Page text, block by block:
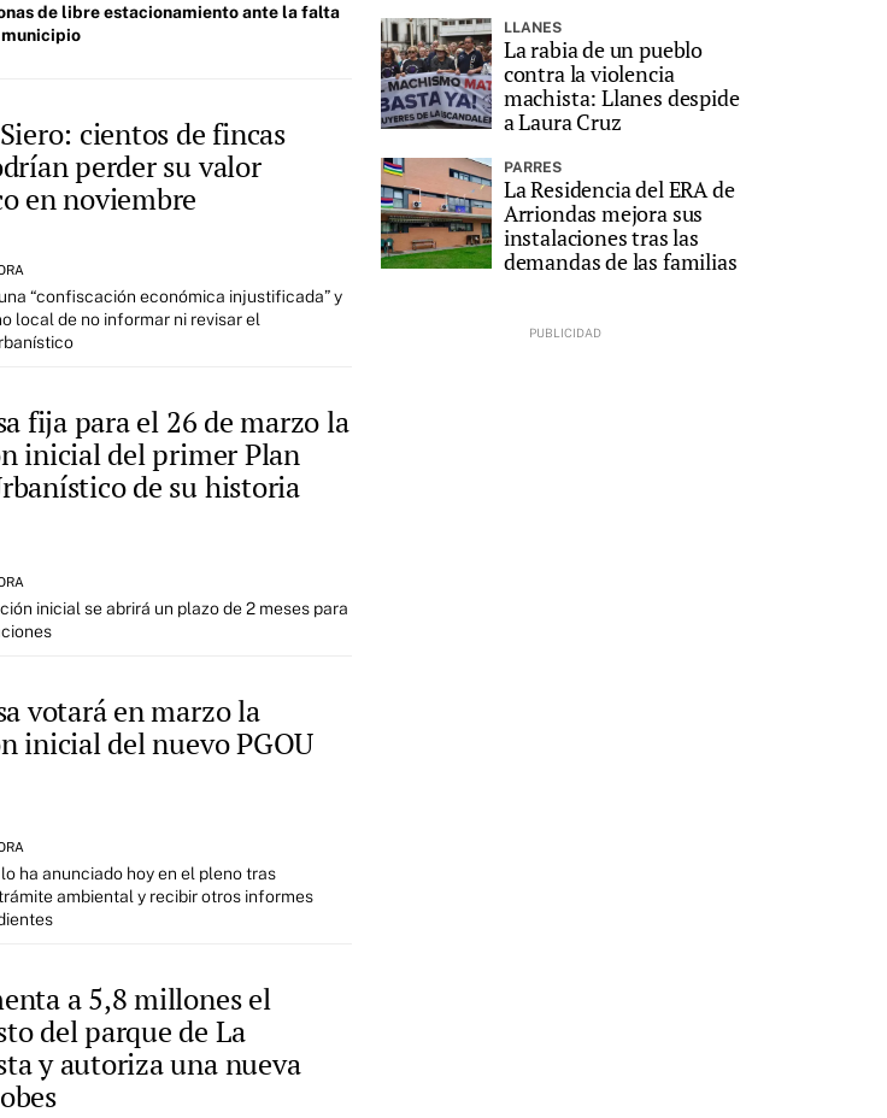
de libre estacionamiento ante la falta
municipio
cientos de fincas
perder su valor
en noviembre
“confiscación económica injustificada” y
local de no informar ni revisar el
fija para el 26 de marzo la
inicial del primer Plan
de su historia
inicial se abrirá un plazo de 2 meses para
votará en marzo la
inicial del nuevo PGOU
ha anunciado hoy en el pleno tras
ambiental y recibir otros informes
a 5,8 millones el
del parque de La
y autoriza una nueva
LLANES
La rabia de un pueblo
contra la violencia
machista: Llanes despide
a Laura Cruz
PARRES
La Residencia del ERA de
Arriondas mejora sus
instalaciones tras las
demandas de las familias